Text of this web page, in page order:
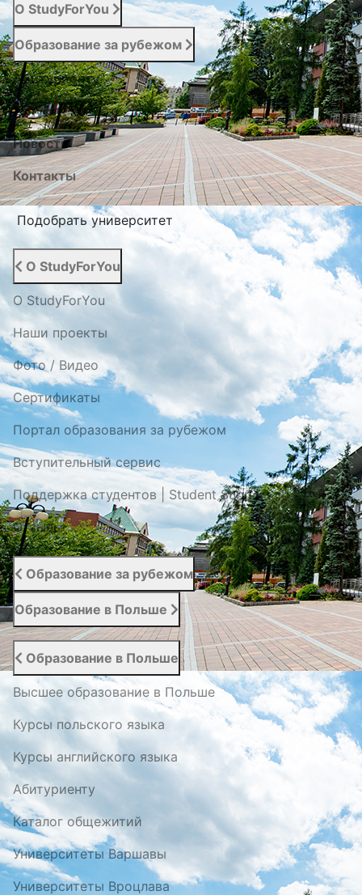
О StudyForYou
Образование за рубежом
Абитуриенту
Услуги
Новости
Контакты
Подобрать университет
О StudyForYou
О StudyForYou
Наши проекты
Фото / Видео
Cертификаты
Портал образования за рубежом
Вступительный сервис
Поддержка студентов | Student Support
Отзывы
Образование за рубежом
Образование в Польше
Образование в Польше
Высшее образование в Польше
Курсы польского языка
Курсы английского языка
Абитуриенту
Каталог общежитий
Университеты Варшавы
Университеты Вроцлава